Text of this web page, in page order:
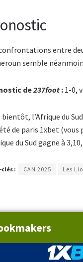
entre
semble
de237foot : 1-0,
bientôt, l’Afrique du
de paris 1xbet (vous
du Sud gagne à
: CAN 2025 Les